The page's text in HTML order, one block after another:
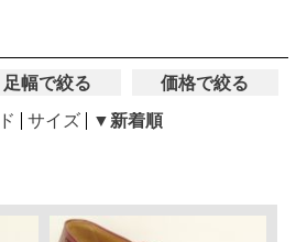
足幅で絞る
価格で絞る
サイズ ▼新着順